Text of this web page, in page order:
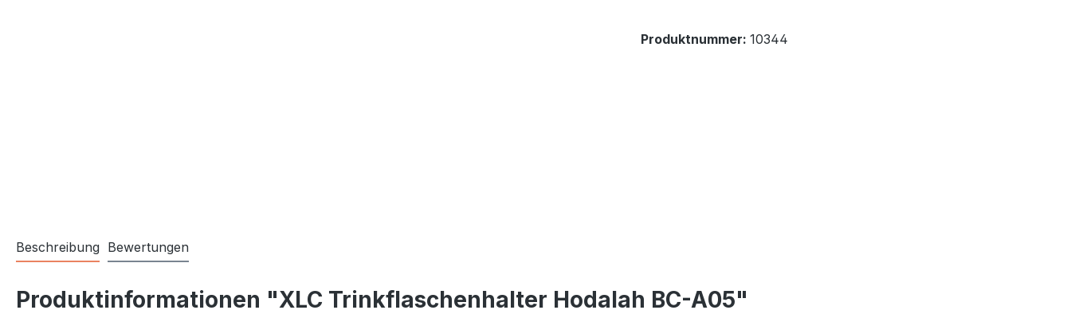
Produktnummer: 10344
Beschreibung Bewertungen
Produktinformationen "XLC Trinkflaschenhalter Hodalah BC-A05"